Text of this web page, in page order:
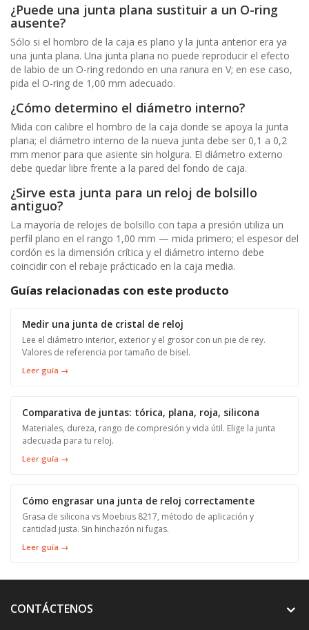
¿Puede una junta plana sustituir a un O-ring
ausente?
Sólo si el hombro de la caja es plano y la junta anterior era ya
una junta plana. Una junta plana no puede reproducir el efecto
de labio de un O-ring redondo en una ranura en V; en ese caso,
pida el O-ring de 1,00 mm adecuado.
¿Cómo determino el diámetro interno?
Mida con calibre el hombro de la caja donde se apoya la junta
plana; el diámetro interno de la nueva junta debe ser 0,1 a 0,2
mm menor para que asiente sin holgura. El diámetro externo
debe quedar libre frente a la pared del fondo de caja.
¿Sirve esta junta para un reloj de bolsillo
antiguo?
La mayoría de relojes de bolsillo con tapa a presión utiliza un
perfil plano en el rango 1,00 mm — mida primero; el espesor del
cordón es la dimensión crítica y el diámetro interno debe
coincidir con el rebaje prácticado en la caja media.
Guías relacionadas con este producto
Medir una junta de cristal de reloj
Lee el diámetro interior, exterior y el grosor con un pie de rey.
Valores de referencia por tamaño de bisel.
Leer guía →
Comparativa de juntas: tórica, plana, roja, silicona
Materiales, dureza, rango de compresión y vida útil. Elige la junta
adecuada para tu reloj.
Leer guía →
Cómo engrasar una junta de reloj correctamente
Grasa de silicona vs Moebius 8217, método de aplicación y
cantidad justa. Sin hinchazón ni fugas.
Leer guía →
CONTÁCTENOS